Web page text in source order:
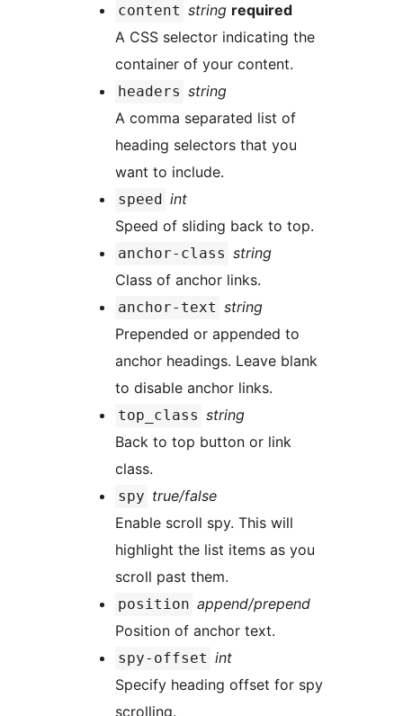
content string required
A CSS selector indicating the
container of your content.
headers string
A comma separated list of
heading selectors that you
want to include.
speed int
Speed of sliding back to top.
anchor-class string
Class of anchor links.
anchor-text string
Prepended or appended to
anchor headings. Leave blank
to disable anchor links.
top_class string
Back to top button or link
class.
spy true/false
Enable scroll spy. This will
highlight the list items as you
scroll past them.
position append/prepend
Position of anchor text.
spy-offset int
Specify heading offset for spy
scrolling.